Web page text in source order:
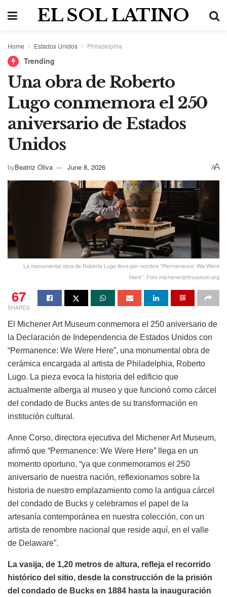
EL SOL LATINO
Home Estados Unidos Philadelphia
Trending
Una obra de Roberto
Lugo conmemora el 250
aniversario de Estados
Unidos
byBeatriz Oliva June 8, 2026 AA
La monumental obra de Roberto Lugo lleva por nombre “Permanence: We Were
Here”. Foto michenerartmuseum.org
67
SHARES
El Michener Art Museum conmemora el 250 aniversario de
la Declaración de Independencia de Estados Unidos con
“Permanence: We Were Here”, una monumental obra de
cerámica encargada al artista de Philadelphia, Roberto
Lugo. La pieza evoca la historia del edificio que
actualmente alberga al museo y que funcionó como cárcel
del condado de Bucks antes de su transformación en
institución cultural.
Anne Corso, directora ejecutiva del Michener Art Museum,
afirmó que “Permanence: We Were Here” llega en un
momento oportuno, “ya que conmemoramos el 250
aniversario de nuestra nación, reflexionamos sobre la
historia de nuestro emplazamiento como la antigua cárcel
del condado de Bucks y celebramos el papel de la
artesanía contemporánea en nuestra colección, con un
artista de renombre nacional que reside aquí, en el valle
de Delaware”.
La vasija, de 1,20 metros de altura, refleja el recorrido
histórico del sitio, desde la construcción de la prisión
del condado de Bucks en 1884 hasta la inauguración